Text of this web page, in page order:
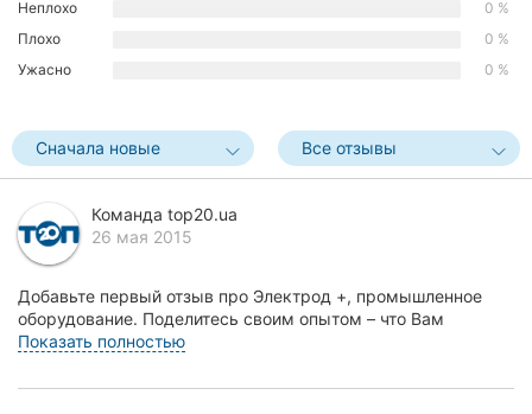
Запорожье
Львов
Кривой
Николаев
Херсон
Неплохо
0 %
Плохо
0 %
Ужасно
0 %
Сначала новые Все отзывы
Команда top20.ua
26 мая 2015
Добавьте первый отзыв про Электрод +, промышленное
оборудование. Поделитесь своим опытом – что Вам
понравилось, а что нет! Это поможет другим жителям...
Показать полностью